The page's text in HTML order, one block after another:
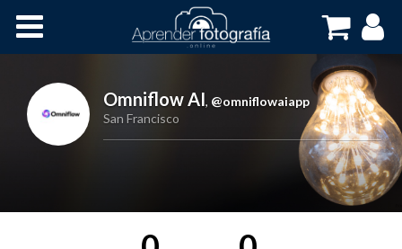
Cursos OnLine
Omniflow AI, @omniflowaiapp
San Francisco